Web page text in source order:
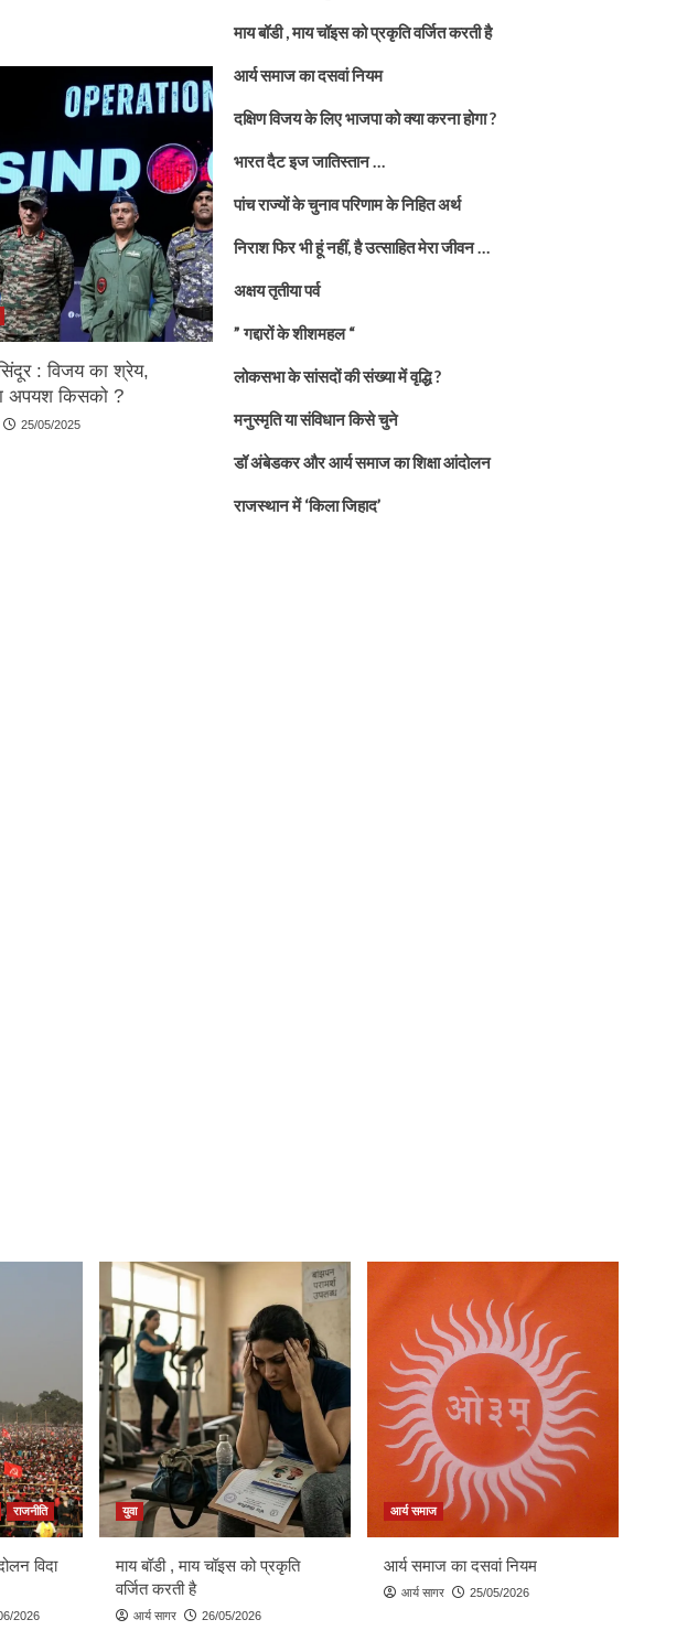
: विजय का श्रेय,
अपयश किसको ?
25/05/2025
माय बॉडी , माय चॉइस को प्रकृति वर्जित करती है
आर्य समाज का दसवां नियम
दक्षिण विजय के लिए भाजपा को क्या करना होगा ?
भारत दैट इज जातिस्तान …
पांच राज्यों के चुनाव परिणाम के निहित अर्थ
निराश फिर भी हूं नहीं, है उत्साहित मेरा जीवन …
अक्षय तृतीया पर्व
” गद्दारों के शीशमहल “
लोकसभा के सांसदों की संख्या में वृद्धि ?
मनुस्मृति या संविधान किसे चुने
डॉ अंबेडकर और आर्य समाज का शिक्षा आंदोलन
राजस्थान में ‘किला जिहाद’
राजनीति
विदा
2026
युवा
माय बॉडी , माय चॉइस को प्रकृति
वर्जित करती है
आर्य सागर 26/05/2026
आर्य समाज
आर्य समाज का दसवां नियम
आर्य सागर 25/05/2026